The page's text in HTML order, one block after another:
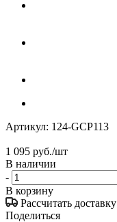
Артикул: 124-GCP113
1 095 руб./шт
В наличии
-
В корзину
Рассчитать доставку
Поделиться